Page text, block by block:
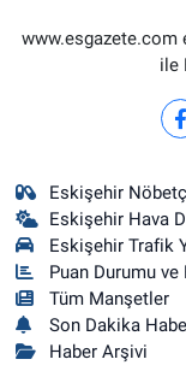
www.esgazete.com
ile
Eskişehir
Eskişehir Hava
Eskişehir Trafik
Puan Durumu
Tüm Manşetler
Son Dakika
Haber Arşivi